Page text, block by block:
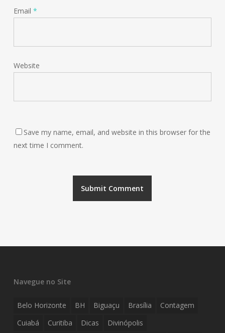
Email *
Website
Save my name, email, and website in this browser for the
next time I comment.
Navegue no Site
Belo Horizonte BH Biguaçu Brasília
Contagem
Cuiabá
Curitiba Dicas
Divinópolis